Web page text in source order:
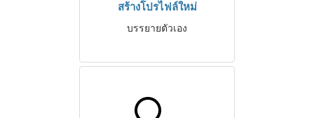
สร้างโปรไฟล์ใหม่
บรรยายตัวเอง